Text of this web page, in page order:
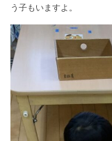
う子もいますよ。